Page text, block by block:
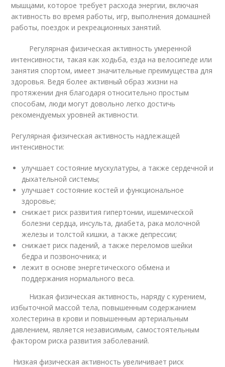
мышцами, которое требует расхода энергии, включая
активность во время работы, игр, выполнения домашней
работы, поездок и рекреационных занятий.
Регулярная физическая активность умеренной
интенсивности, такая как ходьба, езда на велосипеде или
занятия спортом, имеет значительные преимущества для
здоровья. Ведя более активный образ жизни на
протяжении дня благодаря относительно простым
способам, люди могут довольно легко достичь
рекомендуемых уровней активности.
Регулярная физическая активность надлежащей
интенсивности:
улучшает состояние мускулатуры, а также сердечной и
дыхательной системы;
улучшает состояние костей и функциональное
здоровье;
снижает риск развития гипертонии, ишемической
болезни сердца, инсульта, диабета, рака молочной
железы и толстой кишки, а также депрессии;
снижает риск падений, а также переломов шейки
бедра и позвоночника; и
лежит в основе энергетического обмена и
поддержания нормального веса.
Низкая физическая активность, наряду с курением,
избыточной массой тела, повышенным содержанием
холестерина в крови и повышенным артериальным
давлением, является независимым, самостоятельным
фактором риска развития заболеваний.
Низкая физическая активность увеличивает риск